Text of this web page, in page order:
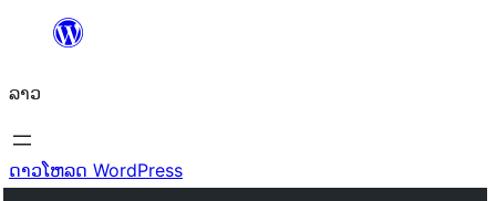
ທີ່
ເນື້ອຫາ
ລາວ
ດາວໂຫລດ WordPress